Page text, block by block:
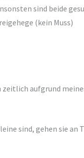
sind beide
(kein Muss)
zeitlich aufgrund
sind, gehen sie an